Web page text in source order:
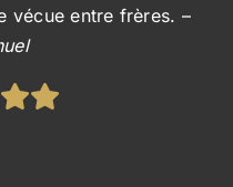
vécue entre frères. –